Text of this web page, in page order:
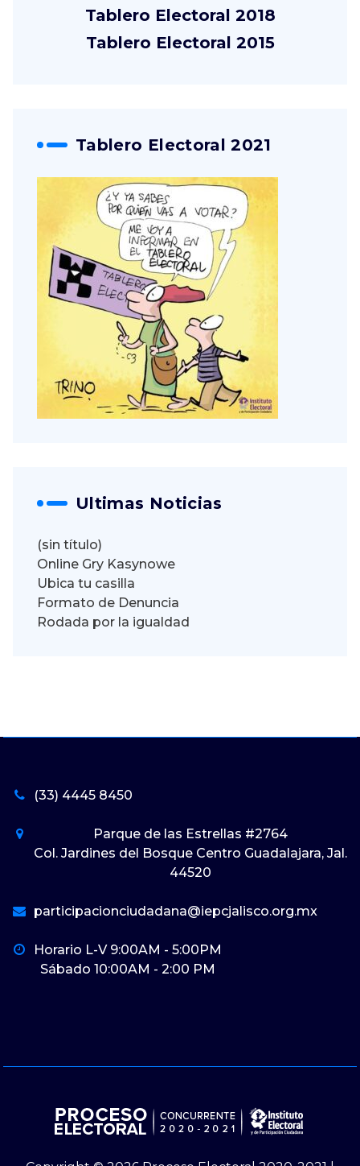
Tablero Electoral 2018
Tablero Electoral 2015
Tablero Electoral 2021
Ultimas Noticias
(sin título)
Online Gry Kasynowe
Ubica tu casilla
Formato de Denuncia
Rodada por la igualdad
(33) 4445 8450
Parque de las Estrellas #2764
Col. Jardines del Bosque Centro Guadalajara, Jal.
44520
participacionciudadana@iepcjalisco.org.mx
Horario L-V 9:00AM - 5:00PM
Sábado 10:00AM - 2:00 PM